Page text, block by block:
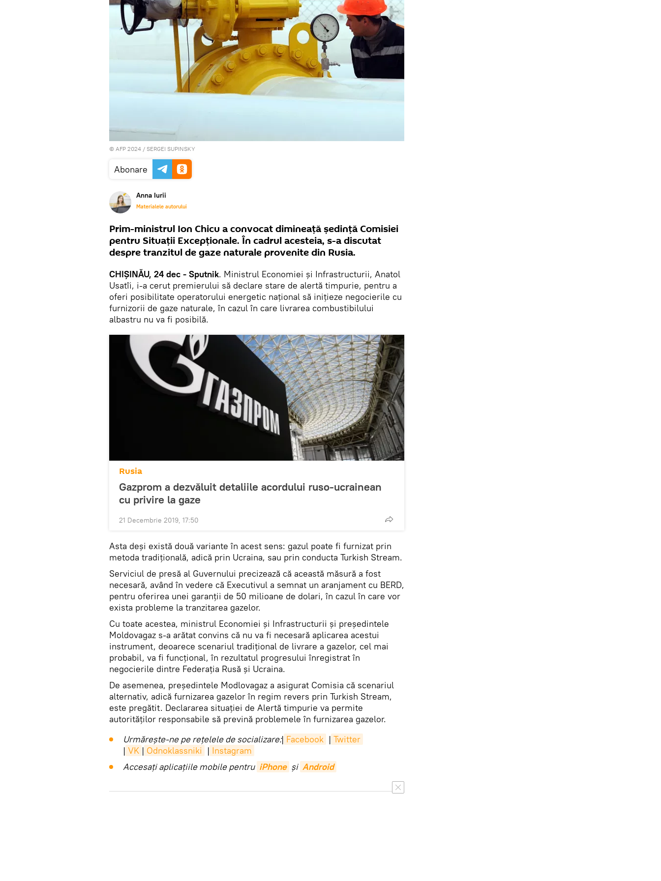
© AFP 2024 / SERGEI SUPINSKY
Abonare
Anna Iurii
Materialele autorului
Prim-ministrul Ion Chicu a convocat dimineață ședință Comisiei
pentru Situații Excepționale. În cadrul acesteia, s-a discutat
despre tranzitul de gaze naturale provenite din Rusia.
CHIȘINĂU, 24 dec - Sputnik. Ministrul Economiei și Infrastructurii, Anatol
Usatîi, i-a cerut premierului să declare stare de alertă timpurie, pentru a
oferi posibilitate operatorului energetic național să inițieze negocierile cu
furnizorii de gaze naturale, în cazul în care livrarea combustibilului
albastru nu va fi posibilă.
Rusia
Gazprom a dezvăluit detaliile acordului ruso-ucrainean
cu privire la gaze
21 Decembrie 2019, 17:50
Asta deși există două variante în acest sens: gazul poate fi furnizat prin
metoda tradițională, adică prin Ucraina, sau prin conducta Turkish Stream.
Serviciul de presă al Guvernului precizează că această măsură a fost
necesară, având în vedere că Executivul a semnat un aranjament cu BERD,
pentru oferirea unei garanții de 50 milioane de dolari, în cazul în care vor
exista probleme la tranzitarea gazelor.
Cu toate acestea, ministrul Economiei și Infrastructurii și președintele
Moldovagaz s-a arătat convins că nu va fi necesară aplicarea acestui
instrument, deoarece scenariul tradițional de livrare a gazelor, cel mai
probabil, va fi funcțional, în rezultatul progresului înregistrat în
negocierile dintre Federația Rusă și Ucraina.
De asemenea, președintele Modlovagaz a asigurat Comisia că scenariul
alternativ, adică furnizarea gazelor în regim revers prin Turkish Stream,
este pregătit. Declararea situației de Alertă timpurie va permite
autorităților responsabile să prevină problemele în furnizarea gazelor.
Urmărește-ne pe rețelele de socializare:| Facebook | Twitter
| VK | Odnoklassniki | Instagram
Accesaţi aplicaţiile mobile pentru iPhone și Android